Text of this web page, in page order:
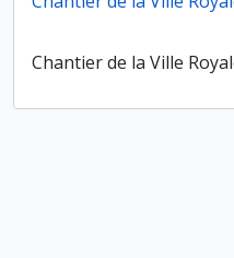
Chantier de la Ville